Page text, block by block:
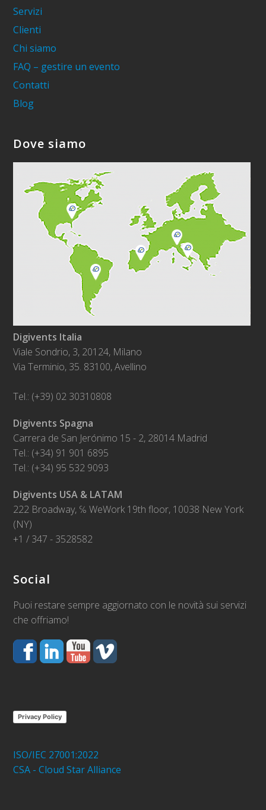
Servizi
Clienti
Chi siamo
FAQ – gestire un evento
Contatti
Blog
Dove siamo
Digivents Italia
Viale Sondrio, 3, 20124, Milano
Via Terminio, 35. 83100, Avellino
Tel.: (+39) 02 30310808
Digivents Spagna
Carrera de San Jerónimo 15 - 2, 28014 Madrid
Tel.: (+34) 91 901 6895
Tel.: (+34) 95 532 9093
Digivents USA & LATAM
222 Broadway, ℅ WeWork 19th floor, 10038 New York
(NY)
+1 / 347 - 3528582
Social
Puoi restare sempre aggiornato con le novità sui servizi
che offriamo!
Privacy Policy
ISO/IEC 27001:2022
CSA - Cloud Star Alliance